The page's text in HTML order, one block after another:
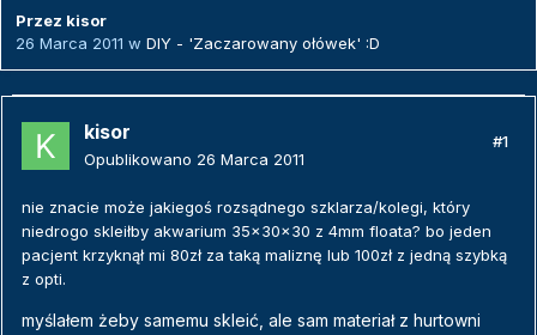
Przez kisor
26 Marca 2011 w DIY - 'Zaczarowany ołówek' :D
kisor
Opublikowano 26 Marca 2011
#1
nie znacie może jakiegoś rozsądnego szklarza/kolegi, który
niedrogo skleiłby akwarium 35x30x30 z 4mm floata? bo jeden
pacjent krzyknął mi 80zł za taką maliznę lub 100zł z jedną szybką
z opti.
myślałem żeby samemu skleić, ale sam materiał z hurtowni